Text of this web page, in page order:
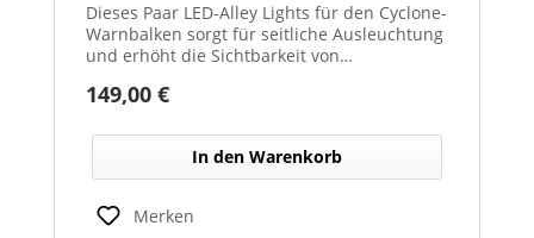
Dieses Paar LED-Alley Lights für den Cyclone-
Warnbalken sorgt für seitliche Ausleuchtung
und erhöht die Sichtbarkeit von
Regulärer Preis:
149,00 €
In den Warenkorb
Merken